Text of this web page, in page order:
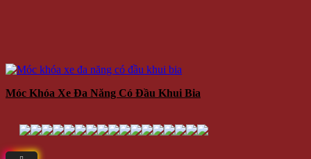
Móc Khóa Xe Đa Năng Có Đầu Khui Bia